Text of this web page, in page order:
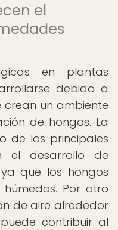
el
en plantas
debido a
un ambiente
de hongos. La
de los principales
el desarrollo de
que los hongos
Por otro
de aire alrededor
contribuir al